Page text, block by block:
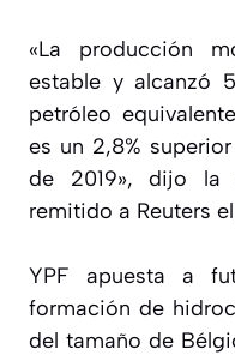
«La producción
estable y alcanzó
petróleo
es un 2,8%
de 2019», dijo la
remitido a Reuters
YPF apuesta a
formación de
del tamaño de